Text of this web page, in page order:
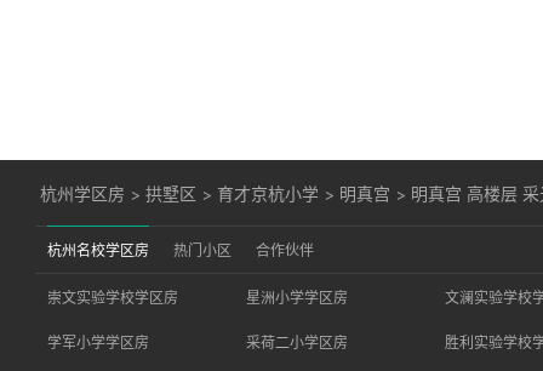
杭州学区房 >拱墅区 > 育才京杭小学 > 明真宫 > 明真宫 高楼层
杭州名校学区房 热门小区 合作伙伴
崇文实验学校学区房 星洲小学学区房 文澜实验学校
学军小学学区房 采荷二小学区房 胜利实验学校